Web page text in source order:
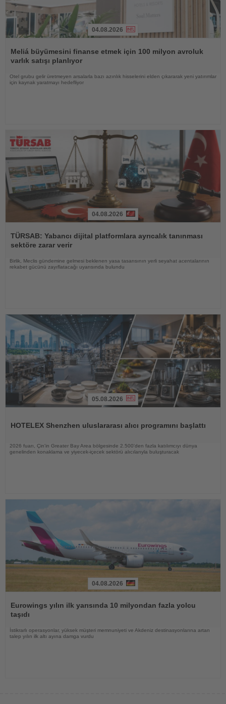
Oku
04.08.2026
Meliá büyümesini finanse etmek için 100 milyon avroluk
varlık satışı planlıyor
Otel grubu gelir üretmeyen arsalarla bazı azınlık hisselerini elden çıkararak yeni yatırımlar
için kaynak yaratmayı hedefliyor
Oku
04.08.2026
TÜRSAB: Yabancı dijital platformlara ayrıcalık tanınması
sektöre zarar verir
Birlik, Meclis gündemine gelmesi beklenen yasa tasarısının yerli seyahat acentalarının
rekabet gücünü zayıflatacağı uyarısında bulundu
05.08.2026
HOTELEX Shenzhen uluslararası alıcı programını başlattı
2026 fuarı, Çin'in Greater Bay Area bölgesinde 2.500'den fazla katılımcıyı dünya
genelinden konaklama ve yiyecek-içecek sektörü alıcılarıyla buluşturacak
Oku
04.08.2026
Eurowings yılın ilk yarısında 10 milyondan fazla yolcu
taşıdı
İstikrarlı operasyonlar, yüksek müşteri memnuniyeti ve Akdeniz destinasyonlarına artan
talep yılın ilk altı ayına damga vurdu